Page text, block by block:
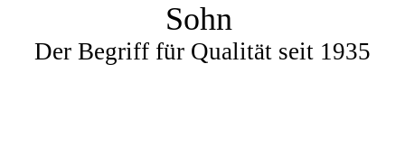
Sohn
Der Begriff für Qualität seit 1935